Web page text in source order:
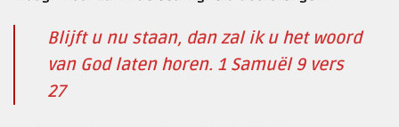
Blijft u nu staan, dan zal ik u het woord
van God laten horen. 1 Samuël 9 vers
27